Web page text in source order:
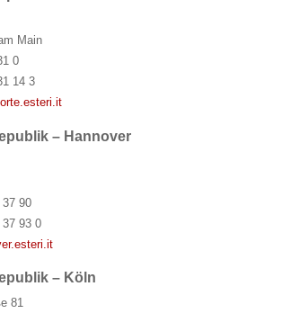
Main
0
14 3
– Hannover
37 90
37 93 0
– Köln
81